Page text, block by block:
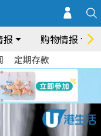
报 购物情报
定期存款